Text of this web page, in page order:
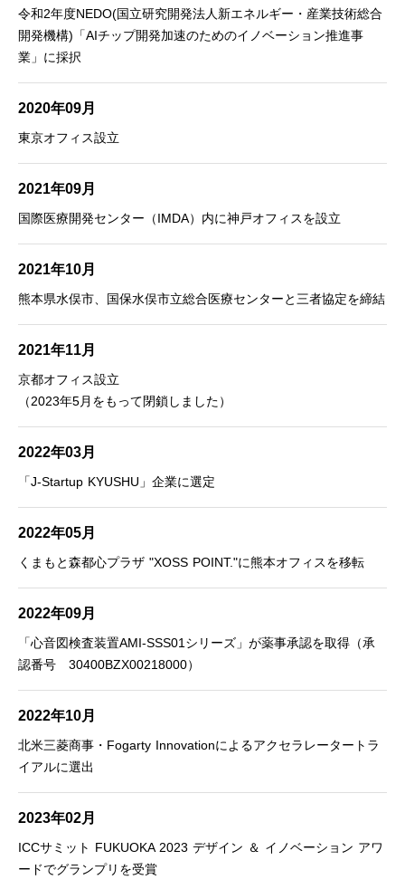
令和2年度NEDO(国立研究開発法人新エネルギー・産業技術総合
開発機構)「AIチップ開発加速のためのイノベーション推進事
業」に採択
2020年09月
東京オフィス設立
2021年09月
国際医療開発センター（IMDA）内に神戸オフィスを設立
2021年10月
熊本県水俣市、国保水俣市立総合医療センターと三者協定を締結
2021年11月
京都オフィス設立
（2023年5月をもって閉鎖しました）
2022年03月
「J-Startup KYUSHU」企業に選定
2022年05月
くまもと森都心プラザ "XOSS POINT."に熊本オフィスを移転
2022年09月
「心音図検査装置AMI-SSS01シリーズ」が薬事承認を取得（承
認番号 30400BZX00218000）
2022年10月
北米三菱商事・Fogarty Innovationによるアクセラレータートラ
イアルに選出
2023年02月
ICCサミット FUKUOKA 2023 デザイン ＆ イノベーション アワ
ードでグランプリを受賞